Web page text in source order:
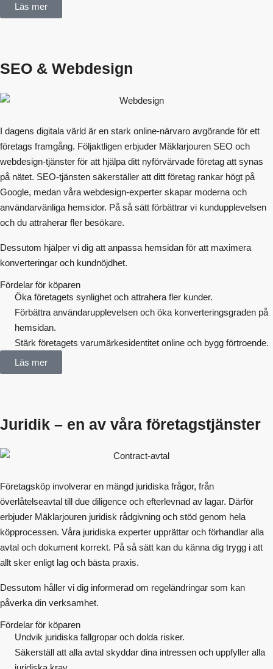
Läs mer
SEO & Webdesign
I dagens digitala värld är en stark online-närvaro avgörande för ett
företags framgång. Följaktligen erbjuder Mäklarjouren SEO och
webdesign-tjänster för att hjälpa ditt nyförvärvade företag att synas
på nätet. SEO-tjänsten säkerställer att ditt företag rankar högt på
Google, medan våra webdesign-experter skapar moderna och
användarvänliga hemsidor. På så sätt förbättrar vi kundupplevelsen
och du attraherar fler besökare.
Dessutom hjälper vi dig att anpassa hemsidan för att maximera
konverteringar och kundnöjdhet.
Fördelar för köparen
Öka företagets synlighet och attrahera fler kunder.
Förbättra användarupplevelsen och öka konverteringsgraden på
hemsidan.
Stärk företagets varumärkesidentitet online och bygg förtroende.
Läs mer
Juridik – en av våra företagstjänster
Företagsköp involverar en mängd juridiska frågor, från
överlåtelseavtal till due diligence och efterlevnad av lagar. Därför
erbjuder Mäklarjouren juridisk rådgivning och stöd genom hela
köpprocessen. Våra juridiska experter upprättar och förhandlar alla
avtal och dokument korrekt. På så sätt kan du känna dig trygg i att
allt sker enligt lag och bästa praxis.
Dessutom håller vi dig informerad om regeländringar som kan
påverka din verksamhet.
Fördelar för köparen
Undvik juridiska fallgropar och dolda risker.
Säkerställ att alla avtal skyddar dina intressen och uppfyller alla